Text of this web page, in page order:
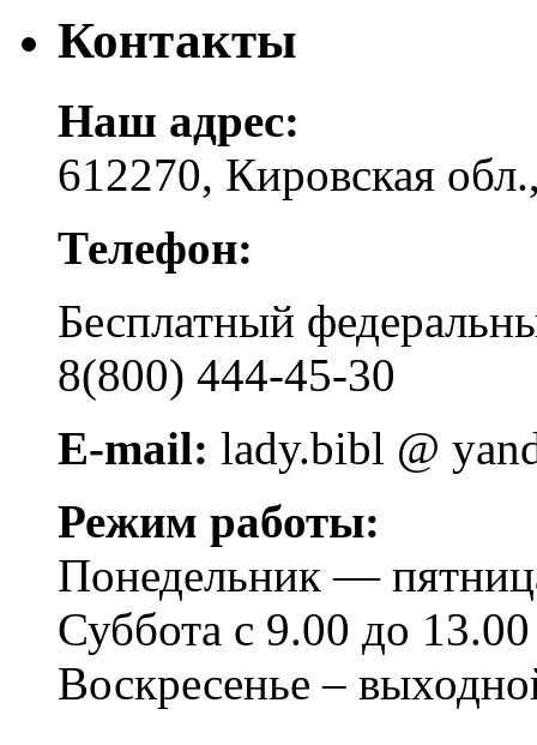
Контакты
Наш адрес:
612270, Кировская
Телефон:
Бесплатный
8(800) 444-45-30
E-mail: lady.bibl @
Режим работы:
Понедельник —
Суббота с 9.00 до 13.00
Воскресенье –